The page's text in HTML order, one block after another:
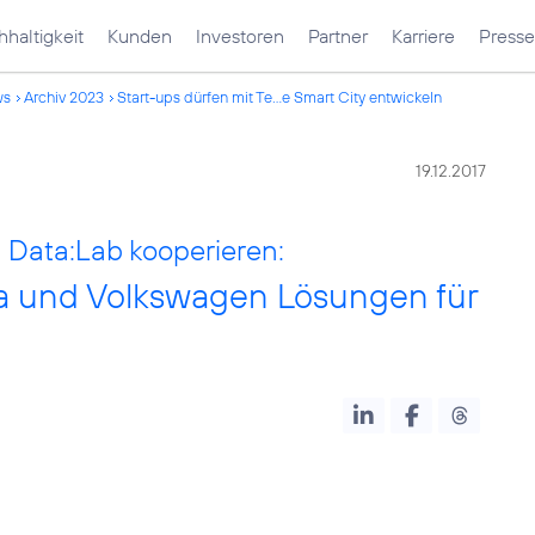
Kunden Investoren Partner Karriere Presse
Archiv 2023 Start-ups dürfen mit Te...e Smart City entwickeln
19.12.2017
kooperieren:
Volkswagen Lösungen für